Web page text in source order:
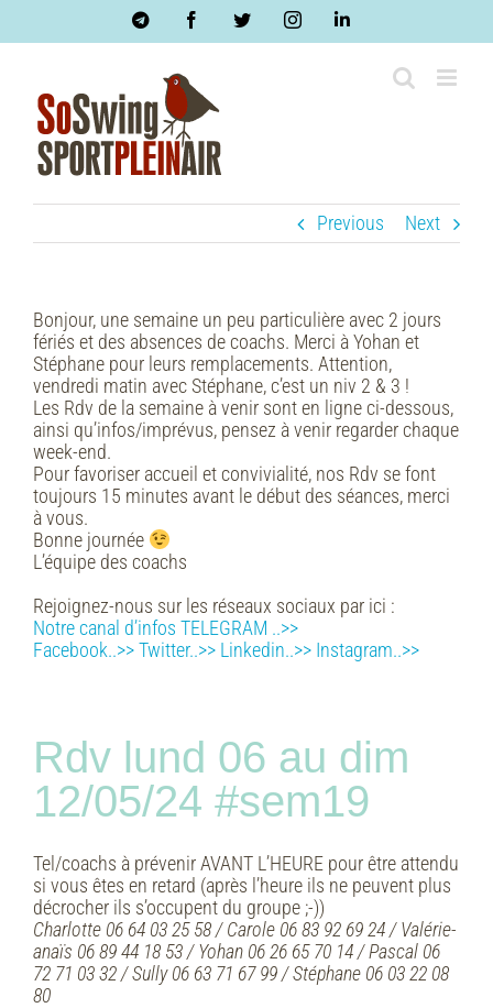
TelegramFacebookTwitterInstagramLinkedIn
Previous Next
Bonjour, une semaine un peu particulière avec 2 jours
fériés et des absences de coachs. Merci à Yohan et
Stéphane pour leurs remplacements. Attention,
vendredi matin avec Stéphane, c’est un niv 2 & 3 !
Les Rdv de la semaine à venir sont en ligne ci-dessous,
ainsi qu’infos/imprévus, pensez à venir regarder chaque
week-end.
Pour favoriser accueil et convivialité, nos Rdv se font
toujours 15 minutes avant le début des séances, merci
à vous.
Bonne journée
L’équipe des coachs
Rejoignez-nous sur les réseaux sociaux par ici :
Notre canal d’infos TELEGRAM ..>>
Facebook..>>Twitter..>> Linkedin..>> Instagram..>>
Rdv lund 06 au dim
12/05/24 #sem19
Tel/coachs à prévenir AVANT L’HEURE pour être attendu
si vous êtes en retard (après l’heure ils ne peuvent plus
décrocher ils s’occupent du groupe ;-))
Charlotte 06 64 03 25 58 / Carole 06 83 92 69 24 / Valérie-
anaïs 06 89 44 18 53 / Yohan 06 26 65 70 14 /Pascal 06
72 71 03 32 / Sully 06 63 71 67 99 / Stéphane 06 03 22 08
80